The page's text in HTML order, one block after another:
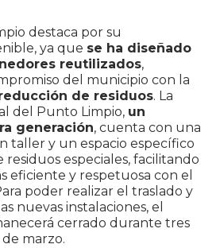
destaca por su
ya que se ha diseñado
reutilizados,
del municipio con la
de residuos. La
del Punto Limpio, un
generación, cuenta con una
taller y un espacio específico
residuos especiales, facilitando
eficiente y respetuosa con el
poder realizar el traslado y
nuevas instalaciones, el
cerrado durante tres
marzo.